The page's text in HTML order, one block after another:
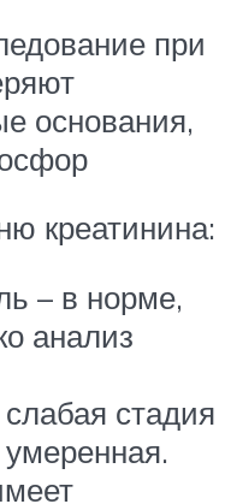
при
основания,
креатинина:
– в норме,
анализ
стадия